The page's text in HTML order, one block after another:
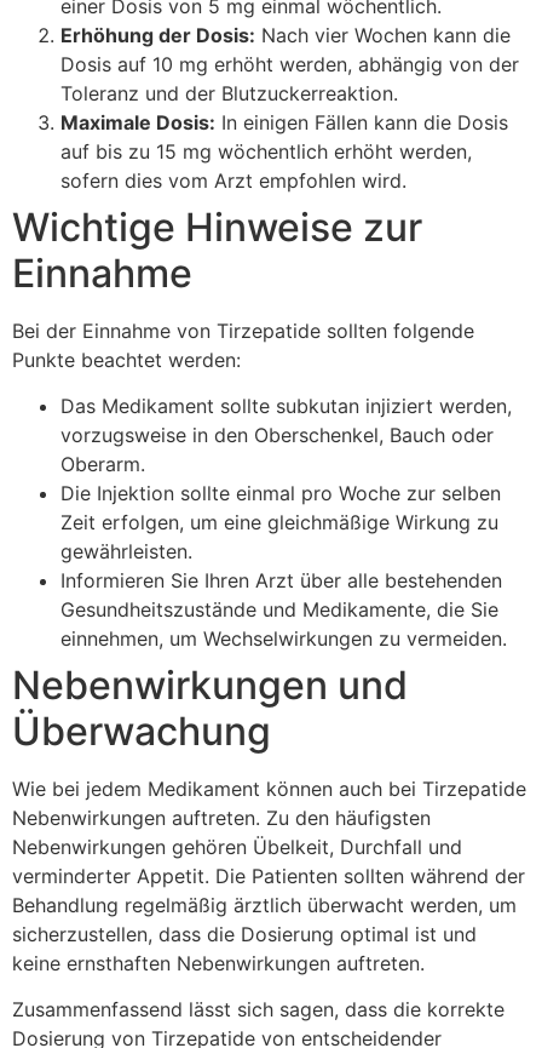
einer Dosis von 5 mg einmal wöchentlich.
Erhöhung der Dosis: Nach vier Wochen kann die
Dosis auf 10 mg erhöht werden, abhängig von der
Toleranz und der Blutzuckerreaktion.
Maximale Dosis: In einigen Fällen kann die Dosis
auf bis zu 15 mg wöchentlich erhöht werden,
sofern dies vom Arzt empfohlen wird.
Wichtige Hinweise zur
Einnahme
Bei der Einnahme von Tirzepatide sollten folgende
Punkte beachtet werden:
Das Medikament sollte subkutan injiziert werden,
vorzugsweise in den Oberschenkel, Bauch oder
Oberarm.
Die Injektion sollte einmal pro Woche zur selben
Zeit erfolgen, um eine gleichmäßige Wirkung zu
gewährleisten.
Informieren Sie Ihren Arzt über alle bestehenden
Gesundheitszustände und Medikamente, die Sie
einnehmen, um Wechselwirkungen zu vermeiden.
Nebenwirkungen und
Überwachung
Wie bei jedem Medikament können auch bei Tirzepatide
Nebenwirkungen auftreten. Zu den häufigsten
Nebenwirkungen gehören Übelkeit, Durchfall und
verminderter Appetit. Die Patienten sollten während der
Behandlung regelmäßig ärztlich überwacht werden, um
sicherzustellen, dass die Dosierung optimal ist und
keine ernsthaften Nebenwirkungen auftreten.
Zusammenfassend lässt sich sagen, dass die korrekte
Dosierung von Tirzepatide von entscheidender